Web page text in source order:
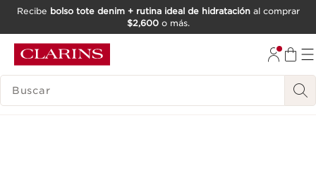
IR AL PIE DE PÁGINA
Recibe bolso tote denim + rutina ideal de hidrataciónal comprar
$2,600o más.
BUSCAR